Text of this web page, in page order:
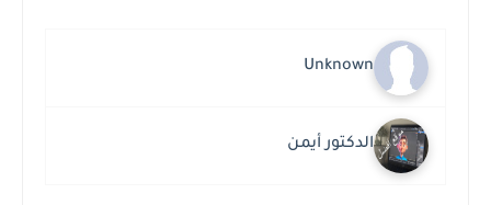
Unknown
الدكتور أيمن